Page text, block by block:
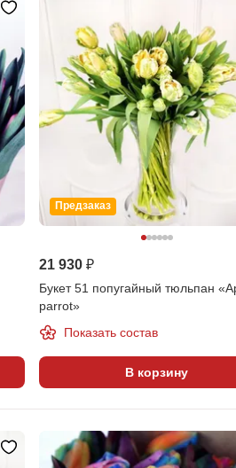
Предзаказ
21 930 ₽
Букет 51 попугайный тюльпан
parrot»
Показать состав
В корзину